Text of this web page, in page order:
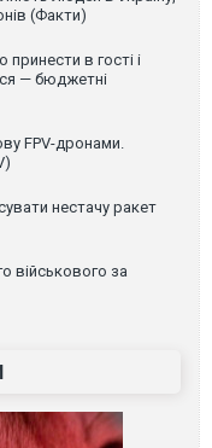
(Факти)
в гості і
— бюджетні
FPV-дронами.
нестачу ракет
військового за